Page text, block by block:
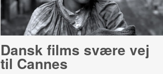
Dansk films svære vej
til Cannes